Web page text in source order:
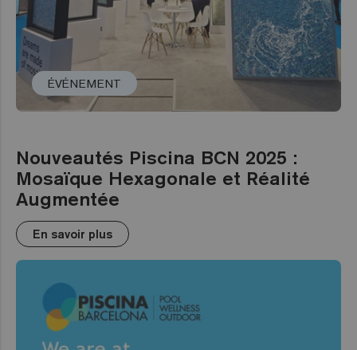
ÉVÉNEMENT
Nouveautés Piscina BCN 2025 :
Mosaïque Hexagonale et Réalité
Augmentée
En savoir plus